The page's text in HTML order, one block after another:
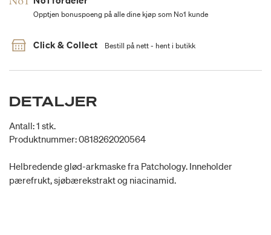
Opptjen bonuspoeng på alle dine kjøp som No1 kunde
Click & Collect Bestill på nett - hent i butikk
DETALJER
Antall: 1 stk.
Produktnummer: 0818262020564
Helbredende glød-arkmaske fra Patchology. Inneholder
pærefrukt, sjøbærekstrakt og niacinamid.